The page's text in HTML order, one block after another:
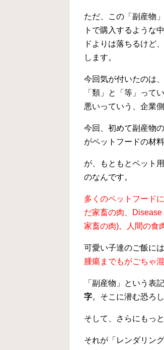
ただ、この「副産物
トで購入するような
ドよりは落ちるけど
します。
今回気が付いたのは
「類」と「等」って
悪いっていう、企業
今回、初めて副産物
がペットフードの材
が、
もともとペット
のなんです。
多くのペットフード
だ家畜の肉、
家畜の肉)。人間の食
可愛い子達のご飯に
腫瘍までもがごちゃ
「副産物」という表
字。そこに潜む恐ろ
そして、さらにもっ
それが「レンダリング